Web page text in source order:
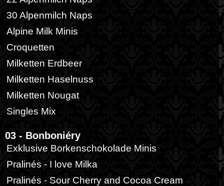
30 Alpenmilch Naps
Alpine Milk Minis
Croquetten
Milketten Erdbeer
Milketten Haselnuss
Milketten Nougat
Singles Mix
03 - Bonboniéry
Exklusive Borkenschokolade Minis
Pralinés - I love Milka
Pralinés - Sour Cherry and Cocoa Cream